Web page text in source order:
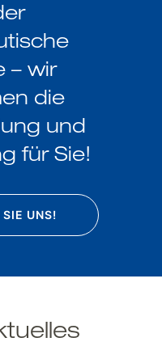
– wir
die
und
für Sie!
SIE UNS!